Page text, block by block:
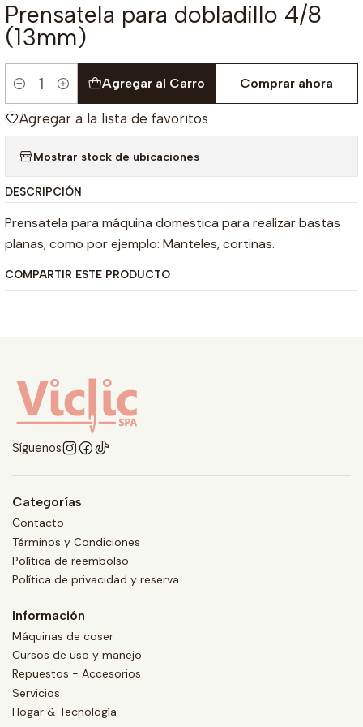
Prensatela para dobladillo 4/8
(13mm)
Cantidad
Agregar al Carro Comprar ahora
Agregar a la lista de favoritos
Mostrar stock de ubicaciones
DESCRIPCIÓN
Prensatela para máquina domestica para realizar bastas
planas, como por ejemplo: Manteles, cortinas.
COMPARTIR ESTE PRODUCTO
Síguenos
Categorías
Contacto
Términos y Condiciones
Política de reembolso
Política de privacidad y reserva
Información
Máquinas de coser
Cursos de uso y manejo
Repuestos - Accesorios
Servicios
Hogar & Tecnología